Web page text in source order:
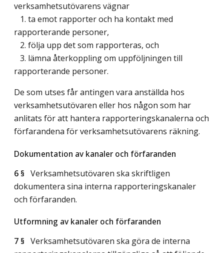
verksamhetsutövarens vägnar
1. ta emot rapporter och ha kontakt med
rapporterande personer,
2. följa upp det som rapporteras, och
3. lämna återkoppling om uppföljningen till
rapporterande personer.
De som utses får antingen vara anställda hos
verksamhetsutövaren eller hos någon som har
anlitats för att hantera rapporteringskanalerna och
förfarandena för verksamhetsutövarens räkning.
Dokumentation av kanaler och förfaranden
6 § Verksamhetsutövaren ska skriftligen
dokumentera sina interna rapporteringskanaler
och förfaranden.
Utformning av kanaler och förfaranden
7 § Verksamhetsutövaren ska göra de interna